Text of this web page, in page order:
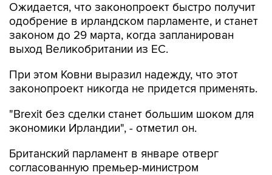
Ожидается, что законопроект быстро получит
одобрение в ирландском парламенте, и станет
законом до 29 марта, когда запланирован
выход Великобритании из ЕС.
При этом Ковни выразил надежду, что этот
законопроект никогда не придется применять.
"Brexit без сделки станет большим шоком для
экономики Ирландии", - отметил он.
Британский парламент в январе отверг
согласованную премьер-министром